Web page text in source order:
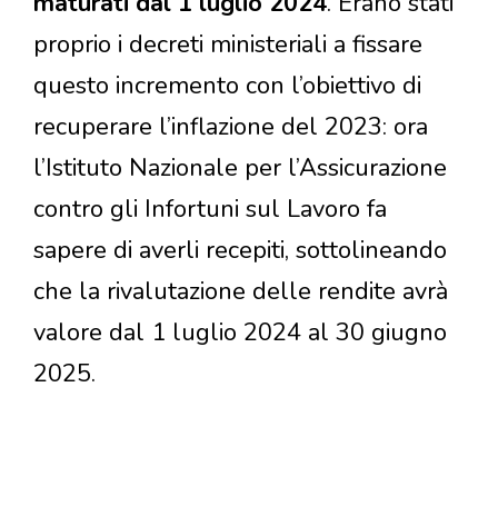
proprio i decreti ministeriali a fissare
questo incremento con l’obiettivo di
recuperare l’inflazione del 2023: ora
l’Istituto Nazionale per l’Assicurazione
contro gli Infortuni sul Lavoro fa
sapere di averli recepiti, sottolineando
che la rivalutazione delle rendite avrà
valore dal 1 luglio 2024 al 30 giugno
2025.